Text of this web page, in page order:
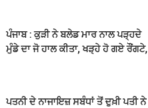
ਪੰਜਾਬ : ਕੁੜੀ ਨੇ ਬਲੇਡ ਮਾਰ ਨਾਲ ਪੜ੍ਹਦੇ
ਮੁੰਡੇ ਦਾ ਜੋ ਹਾਲ ਕੀਤਾ, ਖੜ੍ਹੇ ਹੋ ਗਏ ਰੌਂਗਟੇ,
ਪਤਨੀ ਦੇ ਨਾਜਾਇਜ਼ ਸਬੰਧਾਂ ਤੋਂ ਦੁਖ਼ੀ ਪਤੀ ਨੇ